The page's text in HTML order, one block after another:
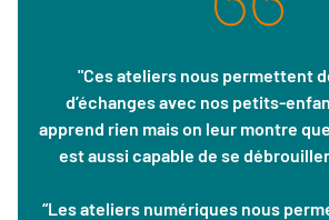
"Ces ateliers nous permettent
d’échanges avec nos petits-
apprend rien mais on leur montre que
est aussi capable de se
“Les ateliers numériques nous